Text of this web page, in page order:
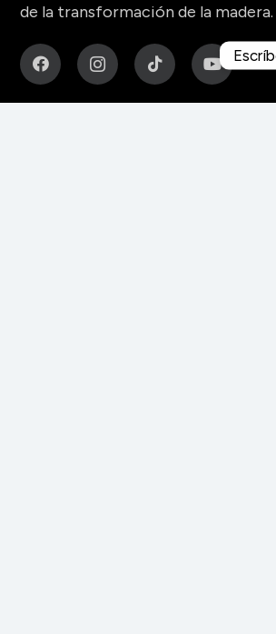
de la transformación de la madera.